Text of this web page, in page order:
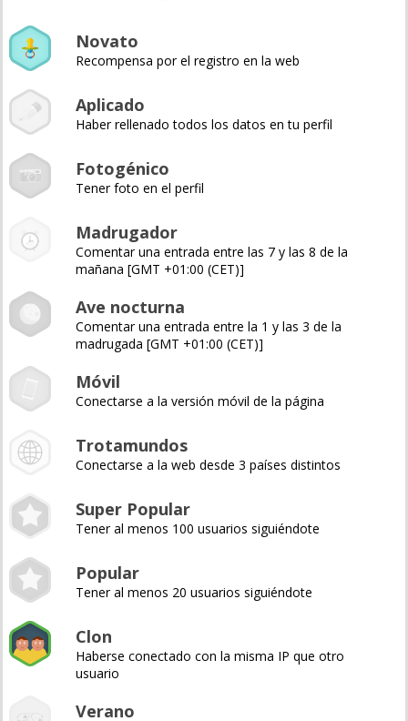
Novato
Recompensa por el registro en la web
Aplicado
Haber rellenado todos los datos en tu perfil
Fotogénico
Tener foto en el perfil
Madrugador
Comentar una entrada entre las 7 y las 8 de la
mañana [GMT +01:00 (CET)]
Ave nocturna
Comentar una entrada entre la 1 y las 3 de la
madrugada [GMT +01:00 (CET)]
Móvil
Conectarse a la versión móvil de la página
Trotamundos
Conectarse a la web desde 3 países distintos
Super Popular
Tener al menos 100 usuarios siguiéndote
Popular
Tener al menos 20 usuarios siguiéndote
Clon
Haberse conectado con la misma IP que otro
usuario
Verano